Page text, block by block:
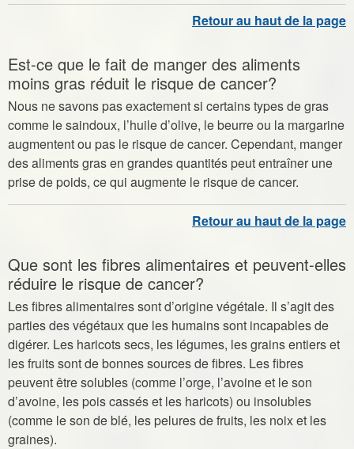
Est-ce que le fait de manger des aliments
moins gras réduit le risque de cancer?
Nous ne savons pas exactement si certains types de gras
comme le saindoux, l’huile d’olive, le beurre ou la margarine
augmentent ou pas le risque de cancer. Cependant, manger
des aliments gras en grandes quantités peut entraîner une
prise de poids, ce qui augmente le risque de cancer.
Que sont les fibres alimentaires et peuvent-elles
réduire le risque de cancer?
Les fibres alimentaires sont d’origine végétale. Il s’agit des
parties des végétaux que les humains sont incapables de
digérer. Les haricots secs, les légumes, les grains entiers et
les fruits sont de bonnes sources de fibres. Les fibres
peuvent être solubles (comme l’orge, l’avoine et le son
d’avoine, les pois cassés et les haricots) ou insolubles
(comme le son de blé, les pelures de fruits, les noix et les
graines).